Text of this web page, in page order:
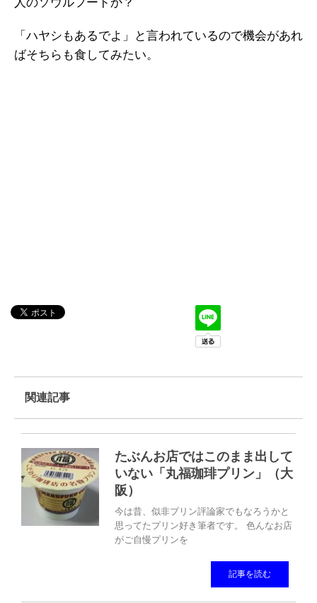
「ハヤシもあるでよ」と言われているので機会があれ
ばそちらも食してみたい。
関連記事
たぶんお店ではこのまま出して
いない「丸福珈琲プリン」（大
阪）
今は昔、似非プリン評論家でもなろうかと
思ってたプリン好き筆者です。 色んなお店
がご自慢プリンを
記事を読む